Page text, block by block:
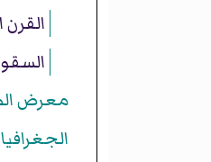
معرض
الجغرافيا